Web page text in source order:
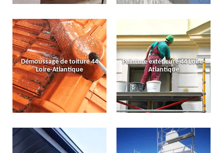
Démoussage de toiture 44
Loire-Atlantique
Peinture extérieure 44 Loire-
Atlantique